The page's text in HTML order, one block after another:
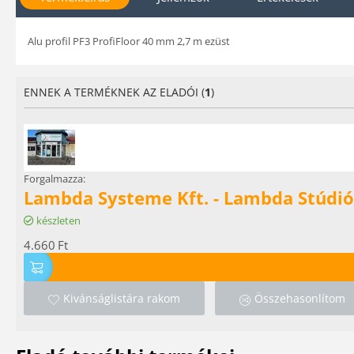
Alu profil PF3 ProfiFloor 40 mm 2,7 m ezüst
ENNEK A TERMÉKNEK AZ ELADÓI (1)
Forgalmazza:
Lambda Systeme Kft. - Lambda Stúdió
készleten
4.660 Ft
Kivánságlistára rakom Összehasonlítom